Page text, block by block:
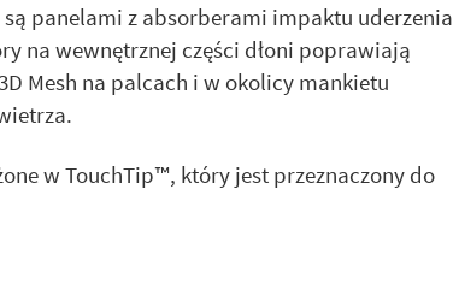
panelami z absorberami impaktu uderzenia
na wewnętrznej części dłoni poprawiają
Mesh na palcach i w okolicy mankietu
w TouchTip™, który jest przeznaczony do